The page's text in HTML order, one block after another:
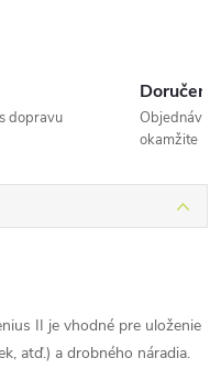
dopravu
okamžite
II je vhodné pre uloženie
atď.) a drobného náradia.